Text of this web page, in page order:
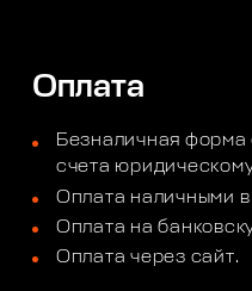
Оплата
Безналичная форма
счета
Оплата наличными в
Оплата на
Оплата через сайт.